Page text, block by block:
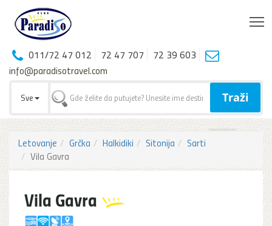
011/72 47 012 72 47 707
72 39 603
info@paradisotravel.com
Sve Traži
Letovanje Grčka Halkidiki Sitonija
Sarti
Vila Gavra
Vila Gavra